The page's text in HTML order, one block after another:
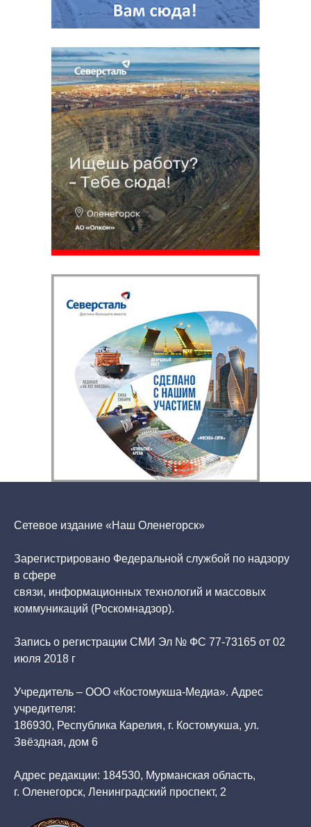
Сетевое издание «Наш Оленегорск»
Зарегистрировано Федеральной службой по надзору
в сфере
связи, информационных технологий и массовых
коммуникаций (Роскомнадзор).
Запись о регистрации СМИ Эл № ФС 77-73165 от 02
июля 2018 г
Учредитель – ООО «Костомукша-Медиа». Адрес
учредителя:
186930, Республика Карелия, г. Костомукша, ул.
Звёздная, дом 6
Адрес редакции: 184530, Мурманская область,
г. Оленегорск, Ленинградский проспект, 2